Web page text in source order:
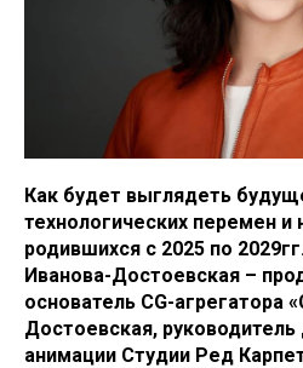
Как будет выглядеть
технологических перемен и
родившихся с 2025 по
Иванова-Достоевская –
основатель CG-агрегатора
Достоевская,
анимации Студии Ред